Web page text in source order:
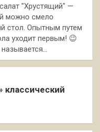
"Хрустящий" —
можно смело
стол. Опытным путем
уходит первым! 😉
классический